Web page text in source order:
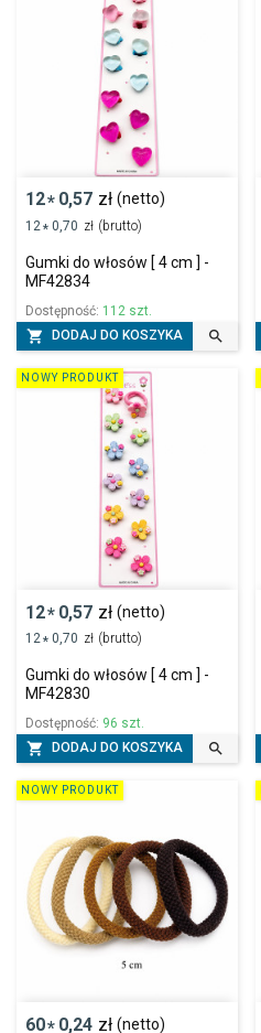
12* 0,57 zł (netto)
12* 0,70 zł (brutto)
Gumki do włosów [ 4 cm ] -
MF42834
Dostępność: 112 szt.
 DODAJ DO KOSZYKA 
12* 0,57 zł (netto)
12* 0,70 zł (brutto)
Gumki do włosów [ 4 cm ] -
MF42830
Dostępność: 96 szt.
 DODAJ DO KOSZYKA 
NOWY PRODUKT
60* 0,24 zł (netto)
NOWY PRODUKT